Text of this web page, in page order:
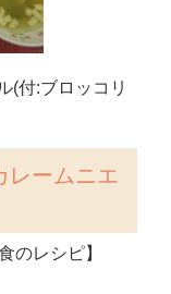
付:ブロッコリ
レームニエ
のレシピ】